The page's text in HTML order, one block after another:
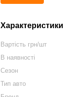
Характеристики
Вартість грн/шт
В наявності
Сезон
Тип авто